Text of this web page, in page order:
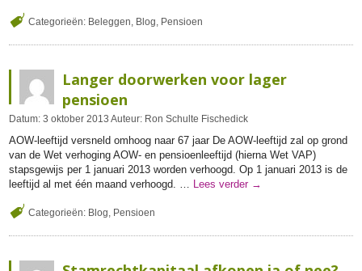
Categorieën: Beleggen Blog Pensioen
Langer doorwerken voor lager
pensioen
Datum: 3 oktober 2013 Auteur: Ron Schulte Fischedick
AOW-leeftijd versneld omhoog naar 67 jaar De AOW-leeftijd zal op grond
van de Wet verhoging AOW- en pensioenleeftijd (hierna Wet VAP)
stapsgewijs per 1 januari 2013 worden verhoogd. Op 1 januari 2013 is de
leeftijd al met één maand verhoogd. … Lees verder →
Categorieën: Blog, Pensioen